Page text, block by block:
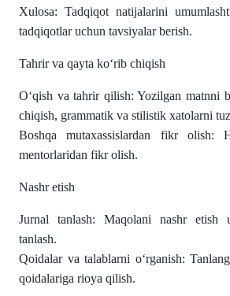
Xulosa: Tadqiqot natijalarini
tadqiqotlar uchun tavsiyalar berish.
Tahrir va qayta koʻrib chiqish
Oʻqish va tahrir qilish: Yozilgan matnni
chiqish, grammatik va stilistik xatolarni
Boshqa mutaxassislardan fikr olish:
mentorlaridan fikr olish.
Nashr etish
Jurnal tanlash: Maqolani nashr etish
tanlash.
Qoidalar va talablarni oʻrganish:
qoidalariga rioya qilish.